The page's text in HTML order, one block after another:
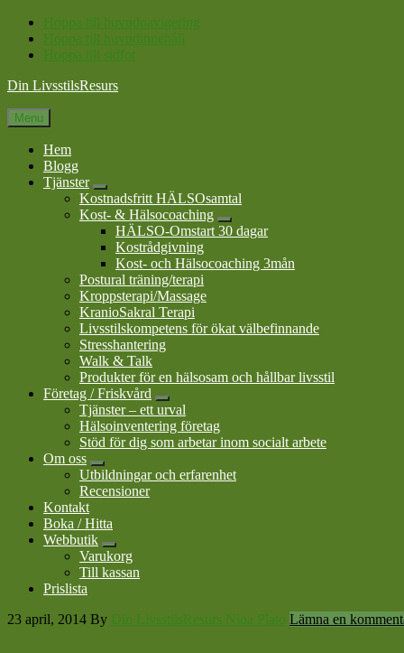
Hoppa till huvudnavigering
Hoppa till huvudinnehåll
Hoppa till sidfot
Din LivsstilsResurs
Menu
Hem
Blogg
Tjänster
Submenu
Kostnadsfritt HÄLSOsamtal
Kost- & Hälsocoaching
Submenu
HÄLSO-Omstart 30 dagar
Kostrådgivning
Kost- och Hälsocoaching 3mån
Postural träning/terapi
Kroppsterapi/Massage
KranioSakral Terapi
Livsstilskompetens för ökat välbefinnande
Stresshantering
Walk & Talk
Produkter för en hälsosam och hållbar livsstil
Företag / Friskvård
Submenu
Tjänster – ett urval
Hälsoinventering företag
Stöd för dig som arbetar inom socialt arbete
Om oss
Submenu
Utbildningar och erfarenhet
Recensioner
Kontakt
Boka / Hitta
Webbutik
Submenu
Varukorg
Till kassan
Prislista
23 april, 2014 By Din LivsstilsResurs Nina Plato Lämna en